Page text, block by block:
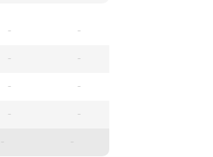
- -
- -
- -
- -
- -